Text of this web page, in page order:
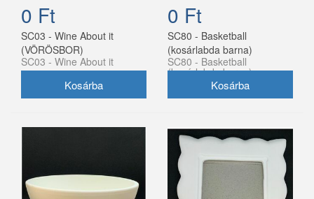
0 Ft
SC03 - Wine About it
(VÖRÖSBOR)
SC03 - Wine About it
0 Ft
SC80 - Basketball
(kosárlabda barna)
SC80 - Basketball
(kosárlabda barna)